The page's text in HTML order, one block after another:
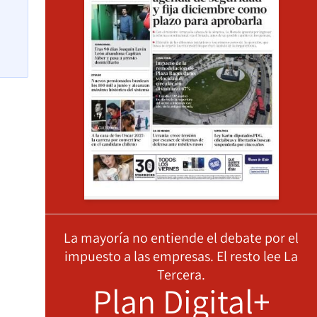
La mayoría no entiende el debate por el
impuesto a las empresas. El resto lee La
Tercera.
Plan Digital+